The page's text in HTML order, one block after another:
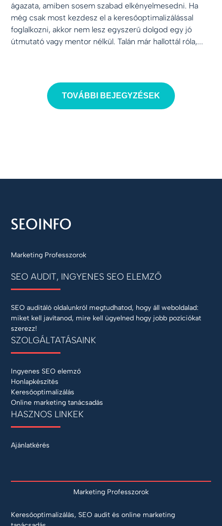
ágazata, amiben sosem szabad elkényelmesedni. Ha
még csak most kezdesz el a keresőoptimalizálással
foglalkozni, akkor nem lesz egyszerű dolgod egy jó
útmutató vagy mentor nélkül. Talán már hallottál róla,...
TOVÁBBI BEJEGYZÉSEK
Marketing Professzorok
SEO AUDIT, INGYENES SEO ELEMZŐ
SEO auditáló oldalunkról megtudhatod, hogy áll weboldalad:
miket kell javítanod, mire kell ügyelned hogy jobb pozíciókat
szerezz!
SZOLGÁLTATÁSAINK
Ingyenes SEO elemző
Honlapkészítés
Keresőoptimalizálás
Online marketing tanácsadás
HASZNOS LINKEK
Ajánlatkérés
Marketing Professzorok
Keresőoptimalizálás, SEO audit és online marketing